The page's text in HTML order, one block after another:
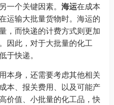
一个关键因素。 海运在成本
运输大批量货物时。海运的
，而快递的计费方式则更加
因此，对于大批量的化工
于快递。
本身，还需要考虑其他相关
本、报关费用、以及可能产
价值、小批量的化工品，快